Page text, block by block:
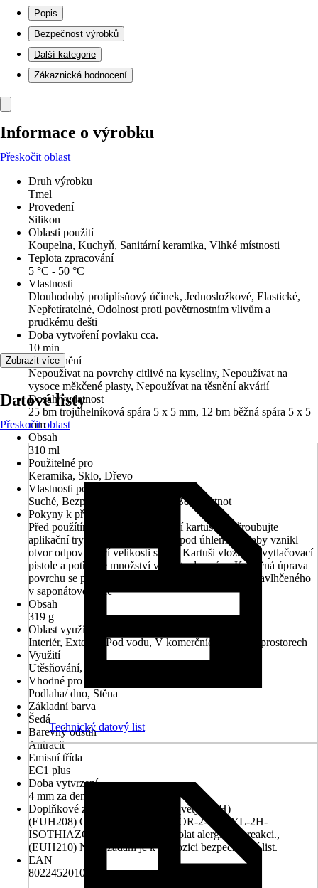
Popis
Bezpečnost výrobků
Další kategorie
Zákaznická hodnocení
Informace o výrobku
Přeskočit oblast
Druh výrobku
Tmel
Provedení
Silikon
Oblasti použití
Koupelna, Kuchyň, Sanitární keramika, Vlhké místnosti
Teplota zpracování
5 °C - 50 °C
Vlastnosti
Dlouhodobý protiplísňový účinek, Jednosložkové, Elastické,
Nepřetíratelné, Odolnost proti povětrnostním vlivům a
prudkému dešti
Doba vytvoření povlaku cca.
10 min
Upozornění
Nepoužívat na povrchy citlivé na kyseliny, Nepoužívat na
vysoce měkčené plasty, Nepoužívat na těsnění akvárií
Dosah/vydatnost
25 bm trojúhelníková spára 5 x 5 mm, 12 bm běžná spára 5 x 5
mm
Obsah
310 ml
Použitelné pro
Keramika, Sklo, Dřevo
Vlastnosti podkladu
Suché, Bezprašné, Nerezavějící, Bez mastnot
Pokyny k přípravě
Před použítím odřízněte zakončení kartuše, Našroubujte
aplikační trysku, Seřízněte trysku pod úhlem 45°, aby vznikl
otvor odpovídající velikosti spáry, Kartuši vložte do vytlačovací
pistole a potřebné množství vytlačte do spáry, Konečná úprava
povrchu se provádí s pomocí vhodného přípravku navlhčeného
v saponátové vodě
Obsah
319 g
Oblast využití
Interiér, Exteriér, Pod vodu, V komerčních vlhkých prostorech
Využití
Utěsňování, Lepení, Opravování, Vyplnění
Vhodné pro
Podlaha/ dno, Stěna
Základní barva
Šedá
Barevný odstín
Antracit
Emisní třída
EC1 plus
Doba vytvrzení
4 mm za den
Doplňkové znaky nebezpečnosti (věty EUH)
(EUH208) Obsahuje 4,5-DICHLOR-2-OCTYL-2H-
ISOTHIAZOL-3-ON. Může vyvolat alergickou reakci.,
(EUH210) Na vyžádání je k dispozici bezpečnostní list.
EAN
8022452010200
Zobrazit více
Datové listy
Přeskočit oblast
Technický datový list